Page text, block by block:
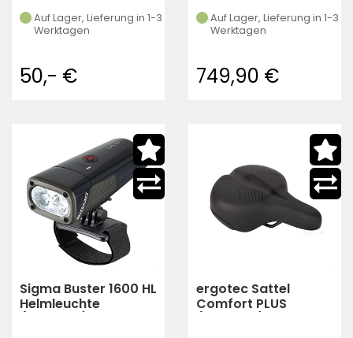
Auf Lager, Lieferung in 1-3
Werktagen
50,- €
Auf Lager, Lieferung in 1-3
Werktagen
749,90 €
Sigma Buster 1600 HL
Helmleuchte
ergotec Sattel
Comfort PLUS